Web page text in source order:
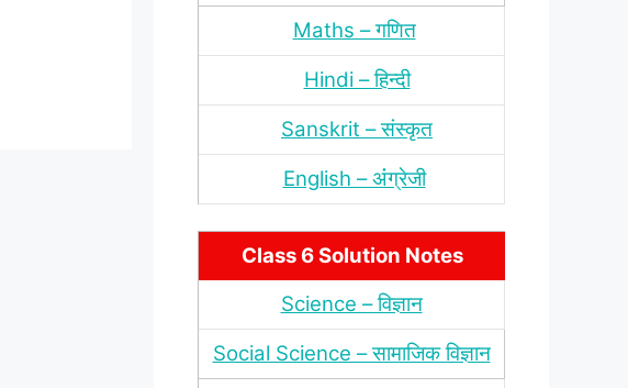
Maths – गणित
Hindi – हिन्‍दी
Sanskrit – संस्‍कृत
English – अंंग्रेजी
Class 6 Solution Notes
Science – विज्ञान
Social Science – सामाजिक विज्ञान